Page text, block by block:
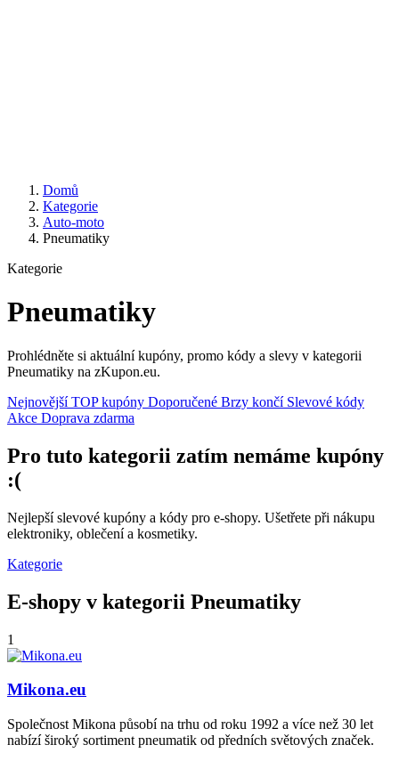
Domů
Kategorie
Auto-moto
Pneumatiky
Kategorie
Pneumatiky
Prohlédněte si aktuální kupóny, promo kódy a slevy v kategorii
Pneumatiky na zKupon.eu.
Nejnovější TOP kupóny Doporučené Brzy končí Slevové kódy
Akce Doprava zdarma
Pro tuto kategorii zatím nemáme kupóny
:(
Nejlepší slevové kupóny a kódy pro e-shopy. Ušetřete při nákupu
elektroniky, oblečení a kosmetiky.
Kategorie
E-shopy v kategorii Pneumatiky
1
Mikona.eu
Společnost Mikona působí na trhu od roku 1992 a více než 30 let
nabízí široký sortiment pneumatik od předních světových značek.